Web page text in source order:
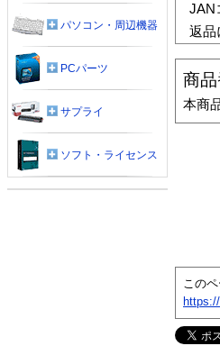
JAN
返品
商
本商
このペ
パソコン・周辺機器
PCパーツ
サプライ
ソフト・ライセンス